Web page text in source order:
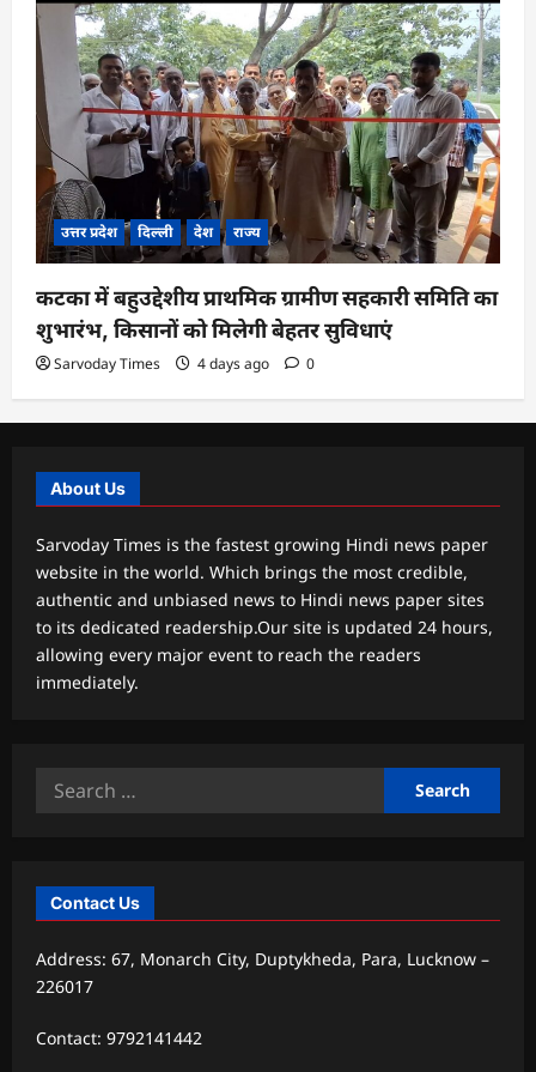
उत्तर प्रदेश दिल्ली देश राज्य
कटका में बहुउद्देशीय प्राथमिक ग्रामीण सहकारी समिति का
शुभारंभ, किसानों को मिलेगी बेहतर सुविधाएं
Sarvoday Times 4 days ago 0
About Us
Sarvoday Times is the fastest growing Hindi news paper
website in the world. Which brings the most credible,
authentic and unbiased news to Hindi news paper sites
to its dedicated readership.Our site is updated 24 hours,
allowing every major event to reach the readers
immediately.
Search
Contact Us
Address: 67, Monarch City, Duptykheda, Para, Lucknow –
226017
Contact: 9792141442